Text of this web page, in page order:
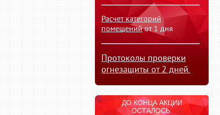
Расчет категорий
помещенийот 1 дня
Протоколы проверки
огнезащиты от 2 дней.
ДО КОНЦА АКЦИИ
ОСТАЛОСЬ: